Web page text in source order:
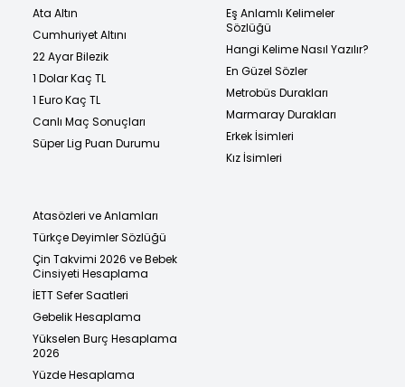
Ata Altın
Cumhuriyet Altını
22 Ayar Bilezik
1 Dolar Kaç TL
1 Euro Kaç TL
Canlı Maç Sonuçları
Süper Lig Puan Durumu
Eş Anlamlı Kelimeler
Sözlüğü
Hangi Kelime Nasıl Yazılır?
En Güzel Sözler
Metrobüs Durakları
Marmaray Durakları
Erkek İsimleri
Kız İsimleri
Atasözleri ve Anlamları
Türkçe Deyimler Sözlüğü
Çin Takvimi 2026 ve Bebek
Cinsiyeti Hesaplama
İETT Sefer Saatleri
Gebelik Hesaplama
Yükselen Burç Hesaplama
2026
Yüzde Hesaplama